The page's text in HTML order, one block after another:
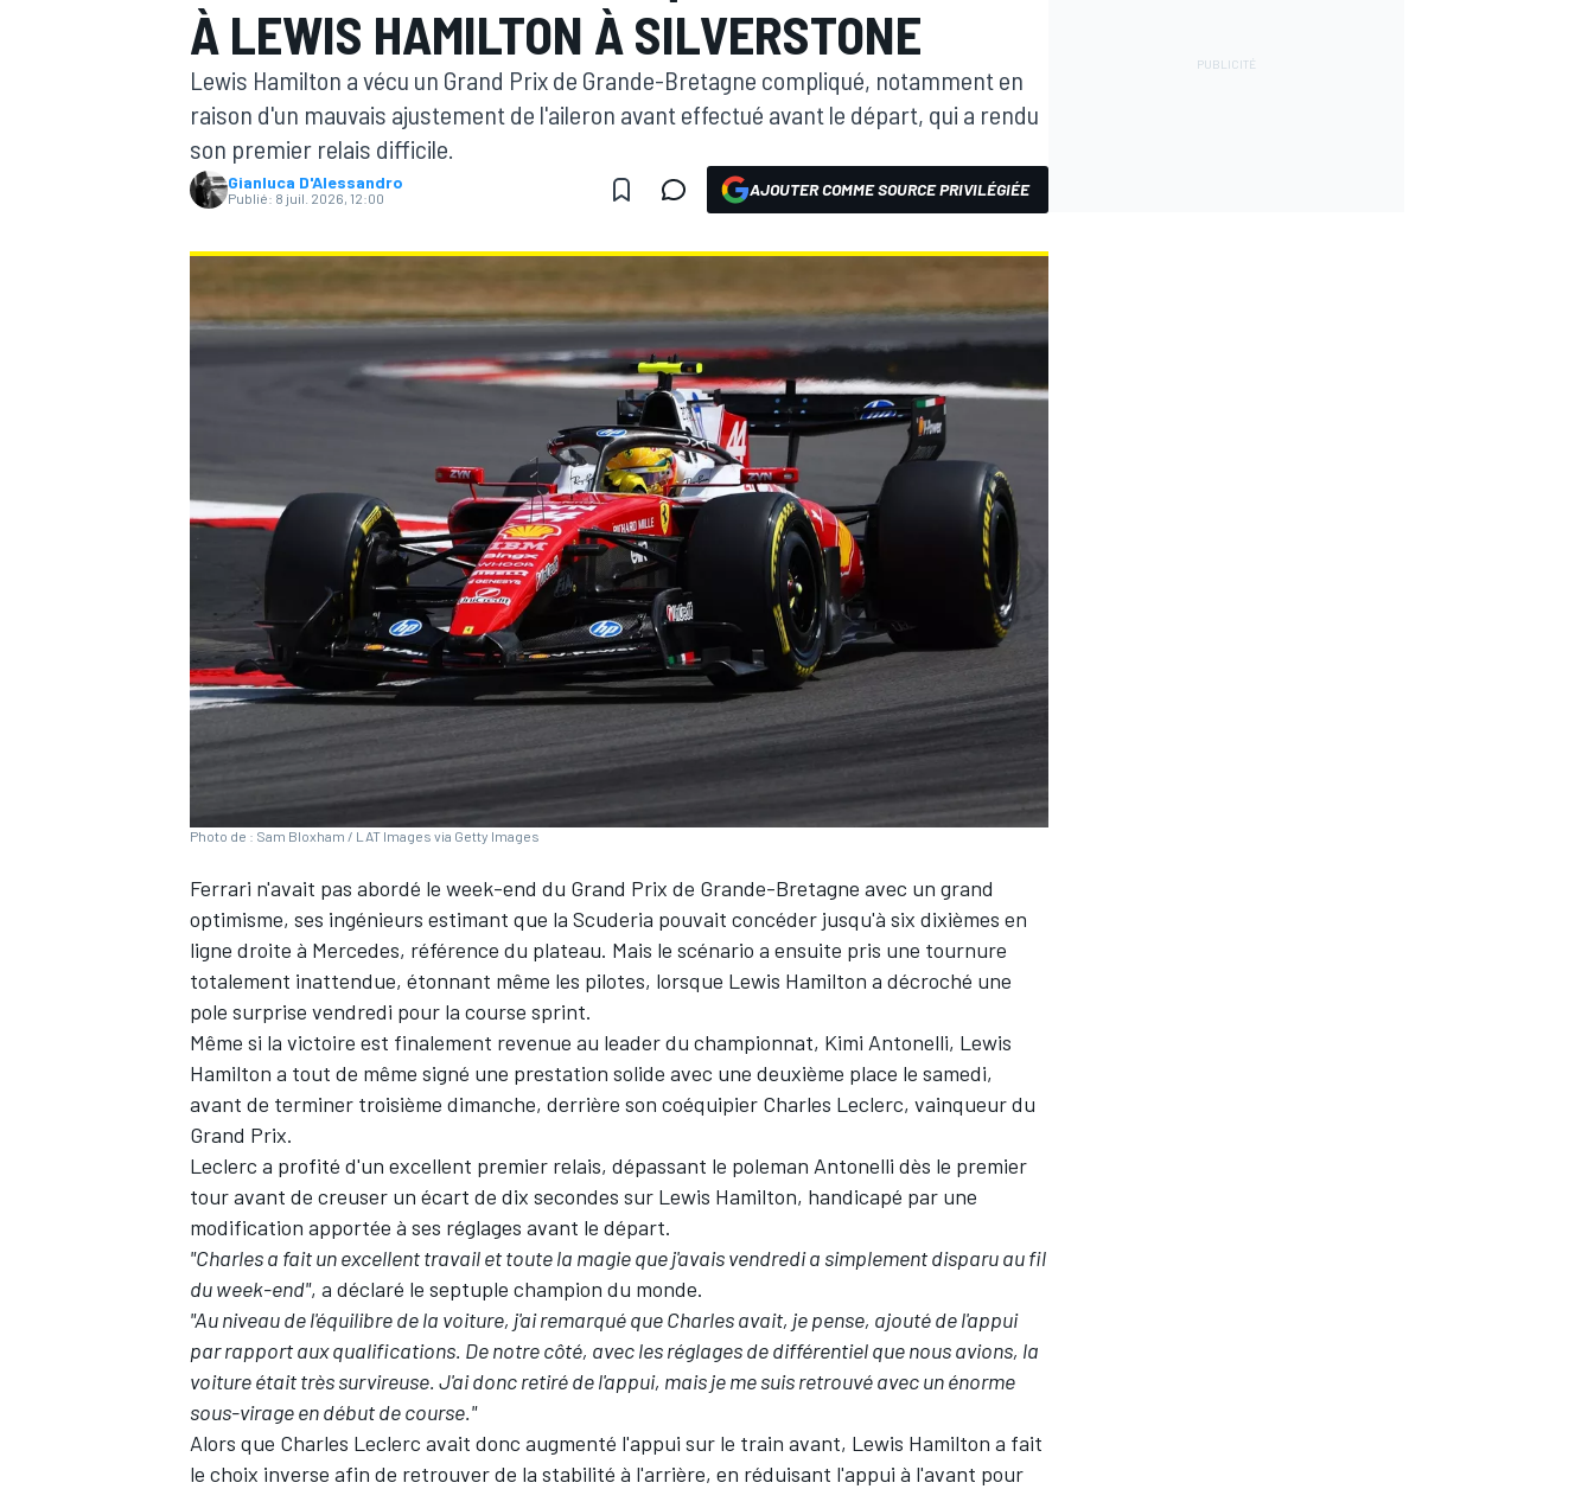
MOTOGP
WEC
À LEWIS HAMILTON À SILVERSTONE
Lewis Hamilton a vécu un Grand Prix de Grande-Bretagne compliqué, notamment en
raison d'un mauvais ajustement de l'aileron avant effectué avant le départ, qui a rendu
son premier relais difficile.
Gianluca D'Alessandro
Publié: 8 juil. 2026, 12:00 AJOUTER COMME SOURCE PRIVILÉGIÉE
Photo de : Sam Bloxham / LAT Images via Getty Images
Ferrari n'avait pas abordé le week-end du Grand Prix de Grande-Bretagne avec un grand
optimisme, ses ingénieurs estimant que la Scuderia pouvait concéder jusqu'à six dixièmes en
ligne droite à Mercedes, référence du plateau. Mais le scénario a ensuite pris une tournure
totalement inattendue, étonnant même les pilotes, lorsque Lewis Hamilton a décroché une
pole surprise vendredi pour la course sprint.
Même si la victoire est finalement revenue au leader du championnat, Kimi Antonelli, Lewis
Hamilton a tout de même signé une prestation solide avec une deuxième place le samedi,
avant de terminer troisième dimanche, derrière son coéquipier Charles Leclerc, vainqueur du
Grand Prix.
Leclerc a profité d'un excellent premier relais, dépassant le poleman Antonelli dès le premier
tour avant de creuser un écart de dix secondes sur Lewis Hamilton, handicapé par une
modification apportée à ses réglages avant le départ.
"Charles a fait un excellent travail et toute la magie que j'avais vendredi a simplement disparu au fil
du week-end", a déclaré le septuple champion du monde.
"Au niveau de l'équilibre de la voiture, j'ai remarqué que Charles avait, je pense, ajouté de l'appui
par rapport aux qualifications. De notre côté, avec les réglages de différentiel que nous avions, la
voiture était très survireuse. J'ai donc retiré de l'appui, mais je me suis retrouvé avec un énorme
sous-virage en début de course."
Alors que Charles Leclerc avait donc augmenté l'appui sur le train avant, Lewis Hamilton a fait
le choix inverse afin de retrouver de la stabilité à l'arrière, en réduisant l'appui à l'avant pour